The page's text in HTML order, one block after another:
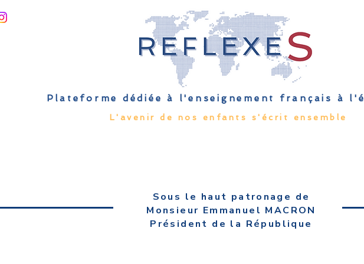
Plateforme dédiée à l'enseignement français à
L'avenir de nos enfants s'écrit ensemble
Sous le haut patronage de
Monsieur Emmanuel MACRON
Président de la République